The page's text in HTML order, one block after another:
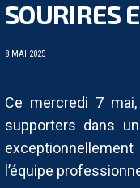
SOURIRES
8 MAI 2025
Ce mercredi 7
supporters dans
l’équipe